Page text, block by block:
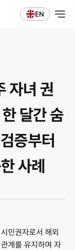
EN
자녀 권
달간 숨
증부터
사례
민권자로서 해외
계를 유지하며 자